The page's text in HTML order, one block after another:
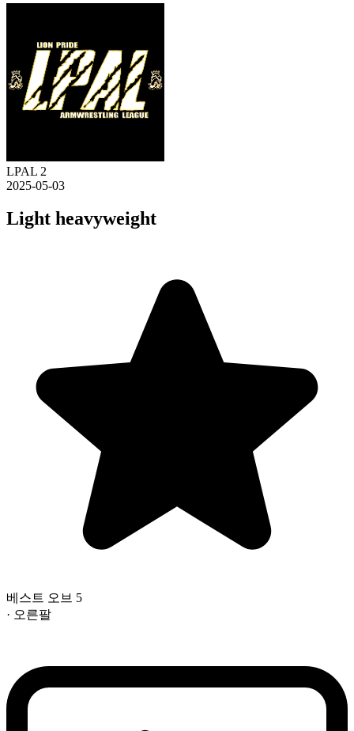
LPAL 2
2025-05-03
Light heavyweight
베스트 오브 5
· 오른팔